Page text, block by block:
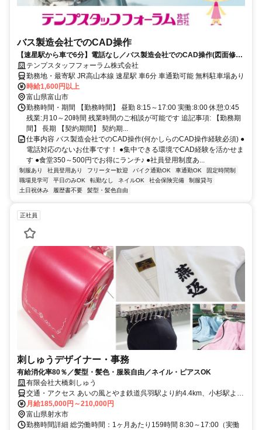
バス製造会社でのCAD操作
【速星駅から車で6分】電話なし／バス製造会社でのCAD操作(図面修正
メイン)
テンプスタッフフォーラム株式会社
勤務地・最寄駅 JR高山本線 速星駅 車6分 車通勤可能 無料駐車場あり
時給1,600円以上
富山県富山市
勤務時間・期間 【勤務時間】 昼勤 8:15～17:00 実働:8:00 休憩:0:45
残業:月10～20時間 残業時間のご相談が可能です 追記事項: 【勤務期
間】 長期 【契約期間】 契約期...
仕事内容 バス製造会社でのCAD操作(何かしらのCAD操作経験必須) ●
電話対応のないお仕事です！ ●集中できる環境でCAD経験を活かせま
す ●食堂350～500円でお得にランチ♪ ●社員登用制度あ...
制服あり 社員登用あり フリーター歓迎 バイク通勤OK 車通勤OK
固定時間制
職場見学可
平日のみOK 転勤なし ネイルOK 社会保険完備
制服貸与
土日祝休み
履歴書不要 髪型・髪色自由
正社員
刺しゅうデザイナー・事務
有給消化率80％／髪型・髪色・服装自由／ネイル・ピアスOK
有限会社大橋刺しゅう
交通・アクセス あいの風とやま鉄道呉羽駅より約4.4km、小杉駅より
約3.9km
月給185,000円～210,000円
富山県射水市
勤務時間詳細 総労働時間：1ヶ月あたり159時間 8:30～17:00（実働